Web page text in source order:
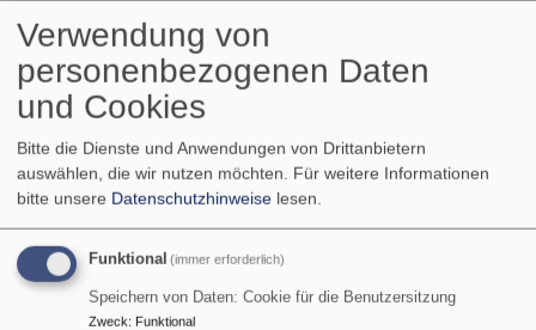
Weiterlesen über
Loslassen
Gelassenheit
aus
der
Perspektive
des
Umweltteams
Seitennummerierung
Aktuelle
Seite
1 Seite
2 Seite
3
Nächste
Seite
››
page
Unser Gemeindebrief im Sommer 2022
Loslassen - Voraussetzung für
Veränderung
Verwendung von
personenbezogenen Daten
und Cookies
Bitte die Dienste und Anwendungen von Drittanbietern
auswählen, die wir nutzen möchten. Für weitere Informationen
bitte unsere Datenschutzhinweise lesen.
Funktional (immer erforderlich)
Speichern von Daten: Cookie für die Benutzersitzung
Zweck: Funktional